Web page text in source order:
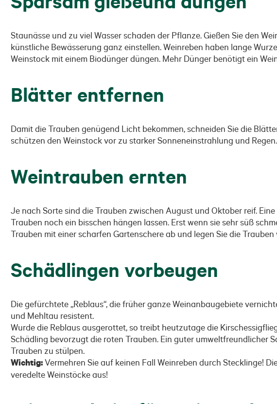
Staunässe und zu viel Wasser schaden der Pflanze. Gießen Sie den
künstliche Bewässerung ganz einstellen. Weinreben haben lange
Weinstock mit einem Biodünger düngen. Mehr Dünger benötigt ein
Blätter entfernen
Damit die Trauben genügend Licht bekommen, schneiden Sie die
schützen den Weinstock vor zu starker Sonneneinstrahlung und Regen.
Weintrauben ernten
Je nach Sorte sind die Trauben zwischen August und Oktober reif.
Trauben noch ein bisschen hängen lassen. Erst wenn sie sehr süß
Trauben mit einer scharfen Gartenschere ab und legen Sie die
Schädlingen vorbeugen
Die gefürchtete „Reblaus“, die früher ganze Weinanbaugebiete
und Mehltau resistent.
Wurde die Reblaus ausgerottet, so treibt heutzutage die
Schädling bevorzugt die roten Trauben. Ein guter umweltfreundlicher
Trauben zu stülpen.
Wichtig:Vermehren Sie auf keinen Fall Weinreben durch Stecklinge!
veredelte Weinstöcke aus!